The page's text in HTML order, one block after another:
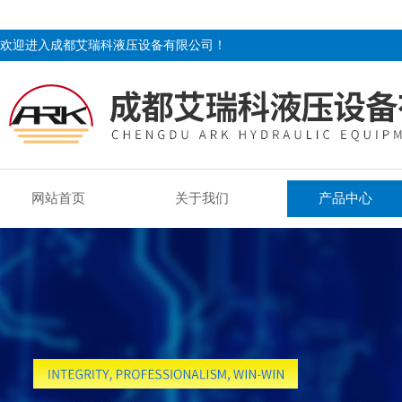
欢迎进入成都艾瑞科液压设备有限公司！
网站首页 关于我们 产品中心